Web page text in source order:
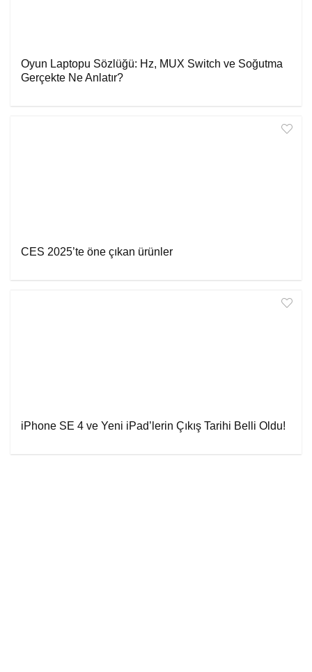
Oyun Laptopu Sözlüğü: Hz, MUX Switch ve Soğutma
Gerçekte Ne Anlatır?
CES 2025’te öne çıkan ürünler
iPhone SE 4 ve Yeni iPad’lerin Çıkış Tarihi Belli Oldu!